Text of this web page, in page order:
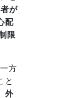
が
配
限
方
と
外